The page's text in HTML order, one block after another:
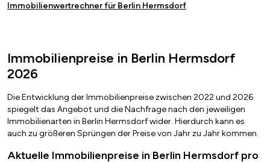
Immobilienwertrechner für Berlin Hermsdorf.
Immobilienpreise in Berlin Hermsdorf
2026
Die Entwicklung der Immobilienpreise zwischen 2022 und 2026
spiegelt das Angebot und die Nachfrage nach den jeweiligen
Immobilienarten in Berlin Hermsdorf wider. Hierdurch kann es
auch zu größeren Sprüngen der Preise von Jahr zu Jahr kommen.
Aktuelle Immobilienpreise in Berlin Hermsdorf pro